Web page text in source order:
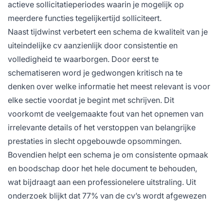
actieve sollicitatieperiodes waarin je mogelijk op
meerdere functies tegelijkertijd solliciteert.
Naast tijdwinst verbetert een schema de kwaliteit van je
uiteindelijke cv aanzienlijk door consistentie en
volledigheid te waarborgen. Door eerst te
schematiseren word je gedwongen kritisch na te
denken over welke informatie het meest relevant is voor
elke sectie voordat je begint met schrijven. Dit
voorkomt de veelgemaakte fout van het opnemen van
irrelevante details of het verstoppen van belangrijke
prestaties in slecht opgebouwde opsommingen.
Bovendien helpt een schema je om consistente opmaak
en boodschap door het hele document te behouden,
wat bijdraagt aan een professionelere uitstraling. Uit
onderzoek blijkt dat 77% van de cv’s wordt afgewezen